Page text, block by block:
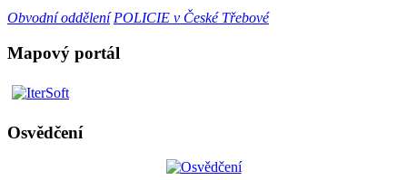
Obvodní oddělení POLICIE v České Třebové
Mapový portál
Osvědčení